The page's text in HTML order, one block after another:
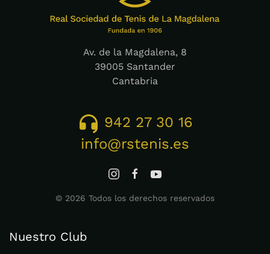
Av. de la Magdalena, 8
39005 Santander
Cantabria
942 27 30 16
info@rstenis.es
© 2026 Todos los derechos reservados
Nuestro Club